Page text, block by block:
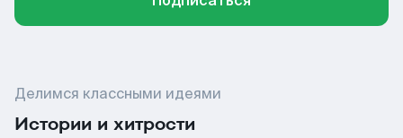
Делимся классными идеями
Истории и хитрости